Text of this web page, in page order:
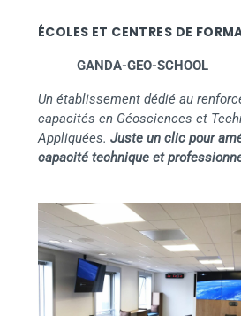
ÉCOLES ET CENTRES DE
GANDA-GEO-SCHOOL
Un établissement dédié au
capacités en Géosciences et
Appliquées. Juste un clic pour
capacité technique et